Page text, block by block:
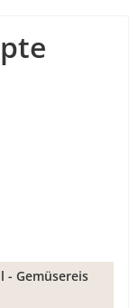
- Gemüsereis